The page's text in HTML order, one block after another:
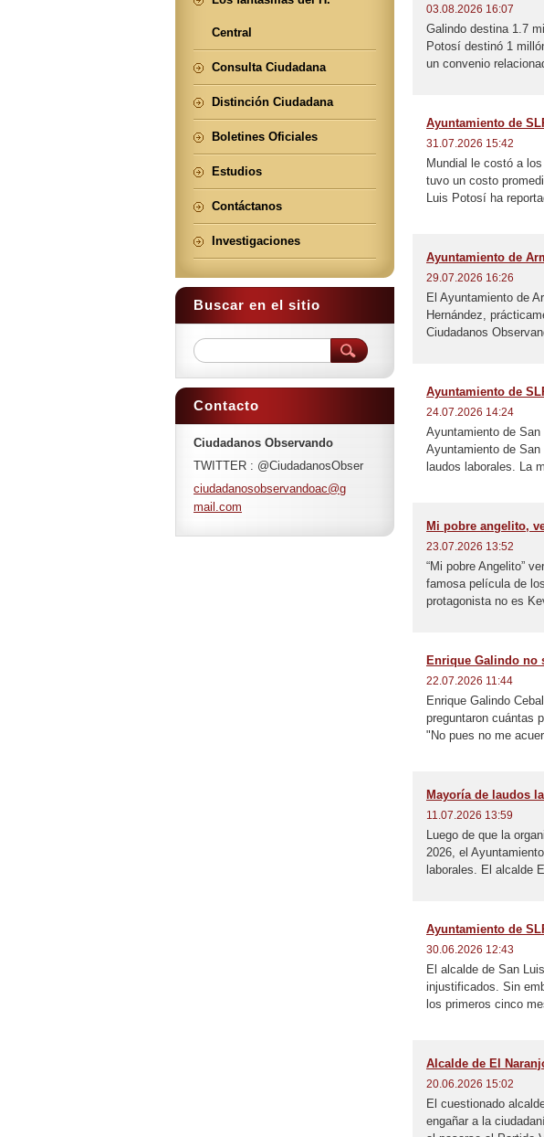
03.08.2026 16:07
Galindo destina 1.7
Potosí destinó 1
un convenio
Ayuntamiento de
31.07.2026 15:42
Mundial le costó a
tuvo un costo
Luis Potosí ha
Ayuntamiento de
29.07.2026 16:26
El Ayuntamiento de
Hernández,
Ciudadanos
Ayuntamiento de
24.07.2026 14:24
Ayuntamiento de
Ayuntamiento de
laudos laborales. La
Mi pobre angelito,
23.07.2026 13:52
“Mi pobre Angelito”
famosa película de
protagonista no es
Enrique Galindo no
22.07.2026 11:44
Enrique Galindo
preguntaron cuántas
"No pues no me
Mayoría de laudos
11.07.2026 13:59
Luego de que la
2026, el
laborales. El alcalde
Ayuntamiento de
30.06.2026 12:43
El alcalde de San
injustificados. Sin
los primeros cinco
Alcalde de El
20.06.2026 15:02
El cuestionado
engañar a la
Central
Consulta Ciudadana
Distinción Ciudadana
Boletines Oficiales
Estudios
Contáctanos
Investigaciones
Buscar en el sitio
Contacto
Ciudadanos Observando
TWITTER : @CiudadanosObser
ciudadanosobservandoac@g
mail.com